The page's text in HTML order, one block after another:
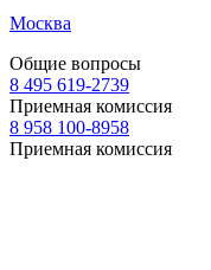
Москва
Общие вопросы
8 495 619-2739
Приемная комиссия
8 958 100-8958
Приемная комиссия